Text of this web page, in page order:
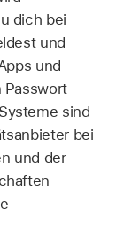
dich bei
und
und
Passwort
sind
bei
und der